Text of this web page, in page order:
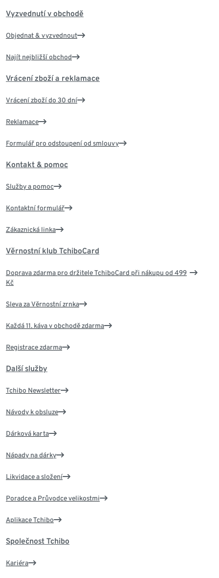
Vyzvednutí v obchodě
Objednat & vyzvednout
Najít nejbližší obchod
Vrácení zboží a reklamace
Vrácení zboží do 30 dní
Reklamace
Formulář pro odstoupení od smlouvy
Kontakt & pomoc
Služby a pomoc
Kontaktní formulář
Zákaznická linka
Věrnostní klub TchiboCard
Doprava zdarma pro držitele TchiboCard při nákupu od 499
Kč
Sleva za Věrnostní zrnka
Každá 11. káva v obchodě zdarma
Registrace zdarma
Další služby
Tchibo Newsletter
Návody k obsluze
Dárková karta
Nápady na dárky
Likvidace a složení
Poradce a Průvodce velikostmi
Aplikace Tchibo
Společnost Tchibo
Kariéra